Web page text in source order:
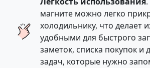
магните можно легко
холодильнику, что делает
удобными для быстрого
заметок, списка покупок и
задач, которые нужно